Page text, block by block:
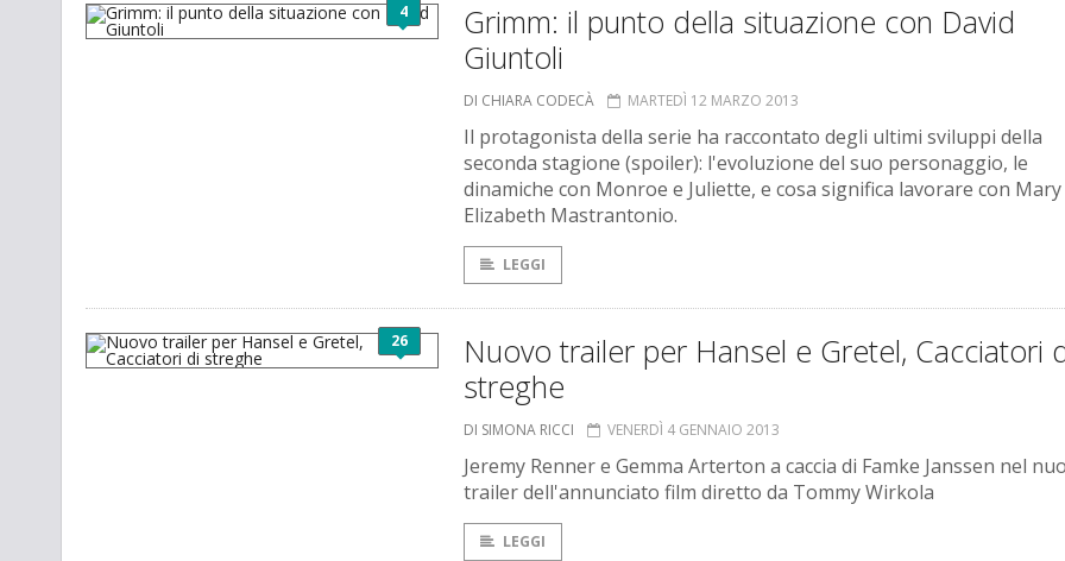
4
Grimm: il punto della situazione con David
Giuntoli
DI CHIARA CODECÀ MARTEDÌ 12 MARZO 2013
Il protagonista della serie ha raccontato degli ultimi sviluppi della
seconda stagione (spoiler): l'evoluzione del suo personaggio, le
dinamiche con Monroe e Juliette, e cosa significa lavorare con Mary
Elizabeth Mastrantonio.
LEGGI
26
Nuovo trailer per Hansel e Gretel, Cacciatori
streghe
DI SIMONA RICCI VENERDÌ 4 GENNAIO 2013
Jeremy Renner e Gemma Arterton a caccia di Famke Janssen nel
trailer dell'annunciato film diretto da Tommy Wirkola
LEGGI